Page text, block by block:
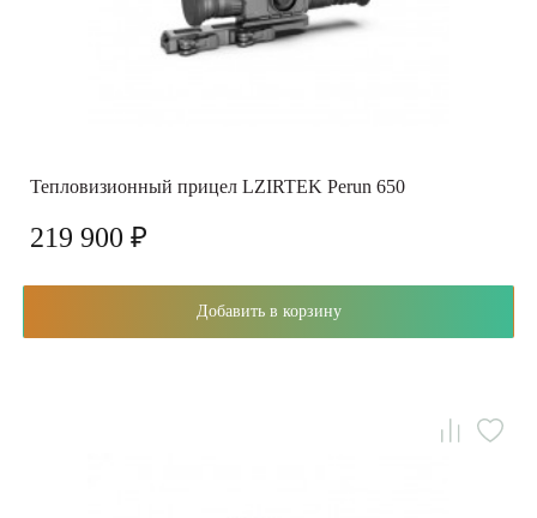
Тепловизионный прицел LZIRTEK Perun 650
219 900 ₽
Добавить в корзину